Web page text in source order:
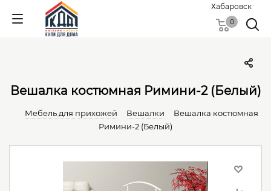
Хабаровск
0
Вешалка костюмная Римини-2 (Белый)
Мебель для прихожей Вешалки
Вешалка костюмная
Римини-2 (Белый)